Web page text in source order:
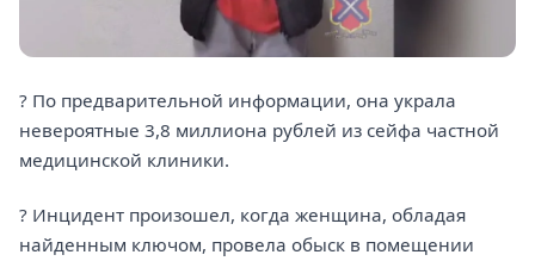
? По предварительной информации, она украла
невероятные 3,8 миллиона рублей из сейфа частной
медицинской клиники.
? Инцидент произошел, когда женщина, обладая
найденным ключом, провела обыск в помещении